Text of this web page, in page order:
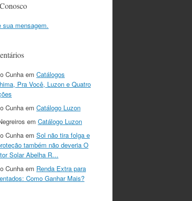
sua mensagem.
Cunha em Catálogos
Pra Você, Luzon e Quatro
Cunha em Catálogo Luzon
em Catálogo Luzon
Cunha em Sol não tira folga e
também não deveria O
Solar Abelha R…
Cunha em Renda Extra para
Como Ganhar Mais?